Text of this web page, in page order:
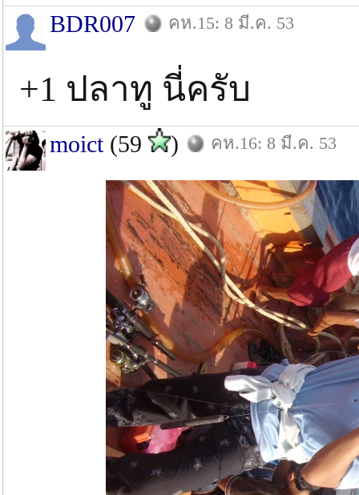
BDR007 คห.15: 8 มี.ค. 53
+1 ปลาทู นี่ครับ
moict(59 ) คห.16: 8 มี.ค. 53